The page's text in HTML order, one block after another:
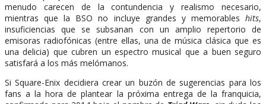
menudo carecen de la contundencia y realismo necesario,
mientras que la BSO no incluye grandes y memorables hits,
insuficiencias que se subsanan con un amplio repertorio de
emisoras radiofónicas (entre ellas, una de música clásica que es
una delicia) que cubren un espectro musical que a buen seguro
satisfará a los más melómanos.
Si Square-Enix decidiera crear un buzón de sugerencias para los
fans a la hora de plantear la próxima entrega de la franquicia,